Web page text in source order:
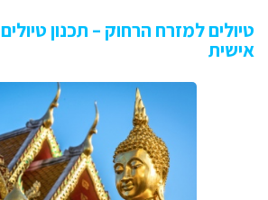
טיולים למזרח הרחוק – תכנון
אישית